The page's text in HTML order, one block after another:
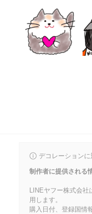
デコレーションに
制作者に提供される
LINEヤフー株式会
用します。
購入日付、登録国情